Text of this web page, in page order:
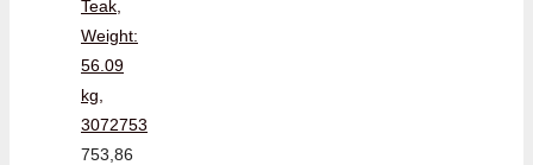
Teak,
Weight:
56.09
kg,
3072753
753,86